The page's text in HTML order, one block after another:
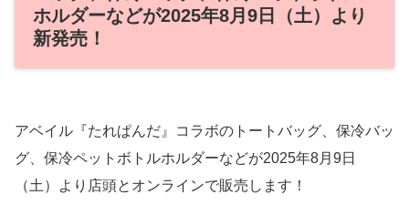
ホルダーなどが2025年8月9日（土）より
新発売！
アベイル『たれぱんだ』コラボのトートバッグ、保冷バッ
グ、保冷ペットボトルホルダーなどが2025年8月9日
（土）より店頭とオンラインで販売します！